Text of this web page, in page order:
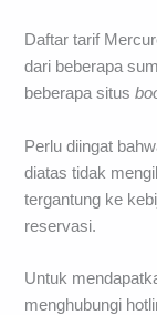
Daftar tarif
dari beberapa
beberapa situs
Perlu diingat
diatas tidak
tergantung ke
reservasi.
Untuk
menghubungi